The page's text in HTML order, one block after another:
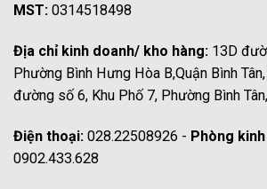
MST: 0314518498
Địa chỉ kinh doanh/ kho hàng: 13D
Phường Bình Hưng Hòa B,Quận Bình
đường số 6, Khu Phố 7, Phường Bình
Điện thoại: 028.22508926 - Phòng
0902.433.628